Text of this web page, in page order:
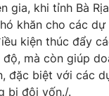
Shorts
VTV
gia, khi tỉnh Bà
khăn cho các
kiện thúc đẩy
mà còn giúp
đặc biệt với các
bị đội vốn./.